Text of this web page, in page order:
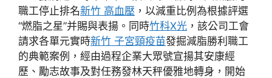
職工停止排名新竹 高血壓 ，以減重比例為根據評選
“燃脂之星”并賜與表揚。同時竹科X光 ，該公司工會
請求各單元實時新竹 子宮頸疫苗發掘減脂勝利職工
的典範案例，經由過程企業大眾號宣揚其安康經
歷、勵志故事及對任務發林天秤優雅地轉身，開始